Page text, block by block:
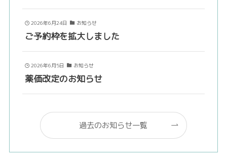
2026年6月24日 お知らせ
ご予約枠を拡大しました
2026年6月5日 お知らせ
薬価改定のお知らせ
過去のお知らせ一覧